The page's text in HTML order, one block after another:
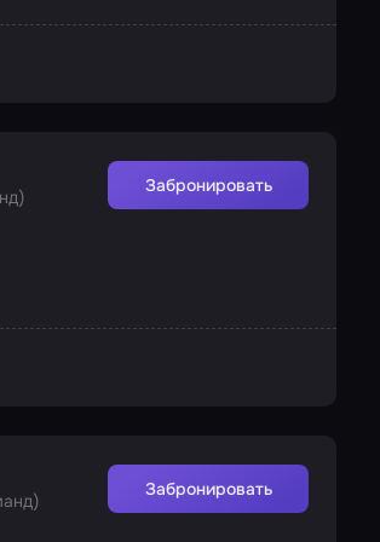
Забронировать
Забронировать